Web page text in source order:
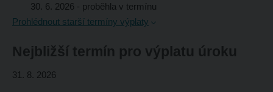
30. 6. 2026 - proběhla v termínu
Prohlédnout starší termíny výplaty
Nejbližší termín pro výplatu úroku
31. 8. 2026